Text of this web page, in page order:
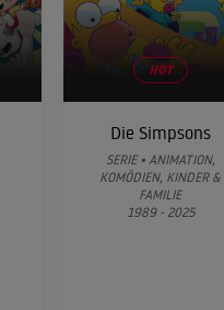
HOT
Die Simpsons
SERIE • ANIMATION,
KOMÖDIEN, KINDER &
FAMILIE
1989 - 2025